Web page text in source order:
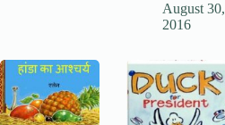
August 30,
2016